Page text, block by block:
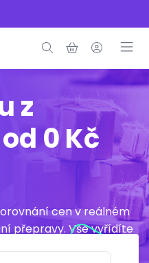
z
0 Kč
cen v reálném
přepravy. Vše vyřídíte